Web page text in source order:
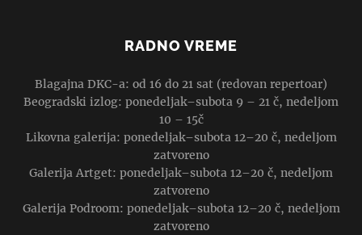
RADNO VREME
Blagajna DKC-a: od 16 do 21 sat (redovan repertoar)
Beogradski izlog: ponedeljak–subota 9 – 21 č, nedeljom
10 – 15č
Likovna galerija: ponedeljak–subota 12–20 č, nedeljom
zatvoreno
Galerija Artget: ponedeljak–subota 12–20 č, nedeljom
zatvoreno
Galerija Podroom: ponedeljak–subota 12–20 č, nedeljom
zatvoreno